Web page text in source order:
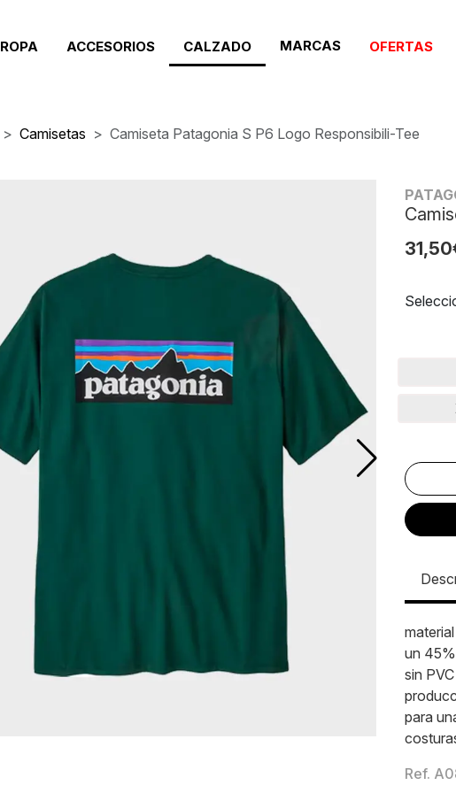
ROPA ACCESORIOS CALZADO MARCAS OFERTAS
Camisetas Camiseta Patagonia S P6 Logo Responsibili-Tee
un
sin
para
Ref.